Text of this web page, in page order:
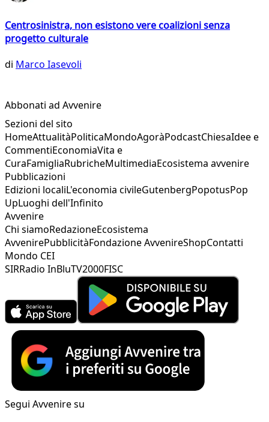
Centrosinistra, non esistono vere coalizioni senza
progetto culturale
di Marco Iasevoli
Abbonati ad Avvenire
Sezioni del sito
HomeAttualitàPoliticaMondoAgoràPodcastChiesaIdee e
CommentiEconomiaVita e
CuraFamigliaRubricheMultimediaEcosistema avvenire
Pubblicazioni
Edizioni localiL'economia civileGutenbergPopotusPop
UpLuoghi dell'Infinito
Avvenire
Chi siamoRedazioneEcosistema
AvvenirePubblicitàFondazione AvvenireShopContatti
Mondo CEI
SIRRadio InBluTV2000FISC
Segui Avvenire su